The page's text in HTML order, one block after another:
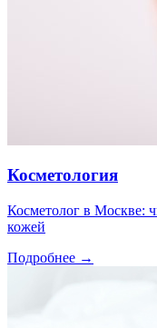
Косметология
Косметолог в Москве:
кожей
Подробнее →